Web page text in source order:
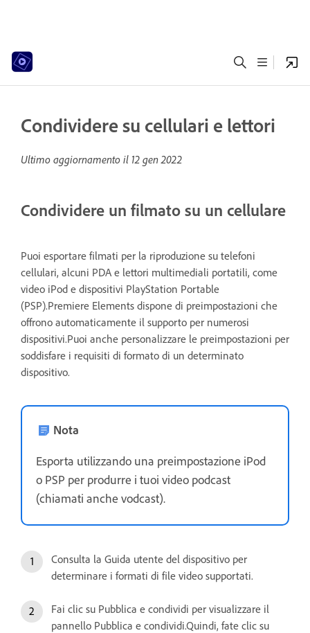
Condividere su cellulari e lettori
Ultimo aggiornamento il 12 gen 2022
Condividere un filmato su un cellulare
Puoi esportare filmati per la riproduzione su telefoni
cellulari, alcuni PDA e lettori multimediali portatili, come
video iPod e dispositivi PlayStation Portable
(PSP).Premiere Elements dispone di preimpostazioni che
offrono automaticamente il supporto per numerosi
dispositivi.Puoi anche personalizzare le preimpostazioni per
soddisfare i requisiti di formato di un determinato
dispositivo.
Nota
Esporta utilizzando una preimpostazione iPod
o PSP per produrre i tuoi video podcast
(chiamati anche vodcast).
Consulta la Guida utente del dispositivo per
determinare i formati di file video supportati.
Fai clic su Pubblica e condividi per visualizzare il
pannello Pubblica e condividi.Quindi, fate clic su